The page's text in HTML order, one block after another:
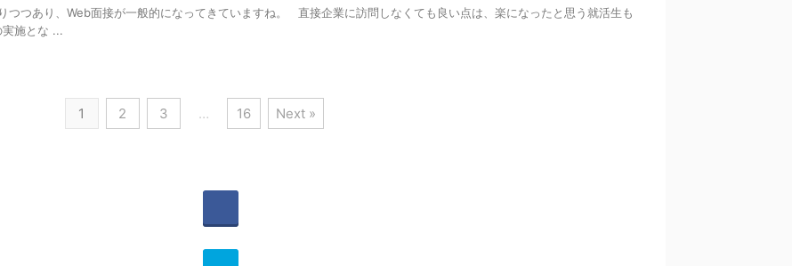
つつあり、Web面接が一般的になってきていますね。 直接企業に訪問しなくても良い点は、楽になったと思う就活生も
施とな ...
1 2 3 … 16 Next »